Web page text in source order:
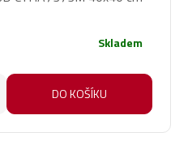
Skladem
DO KOŠÍKU